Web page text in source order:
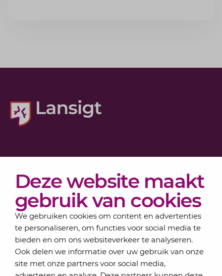
Deze website maakt
gebruik van cookies
We gebruiken cookies om content en advertenties
te personaliseren, om functies voor social media te
bieden en om ons websiteverkeer te analyseren.
Ook delen we informatie over uw gebruik van onze
site met onze partners voor social media,
Actueel
Over Lansigt
Contact
Schrijf je in voor onze nieuwsbrief
Elke maand bundelen de adviseurs van Lansigt in
de eSigt het nieuws.